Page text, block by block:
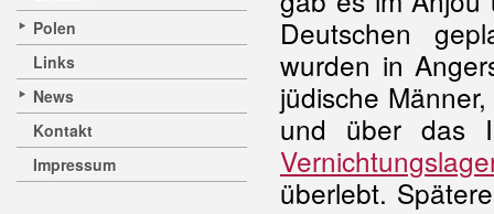
Polen
Links
News
Kontakt
Impressum
Deutschen
wurden in
jüdische
und über das
überlebt.